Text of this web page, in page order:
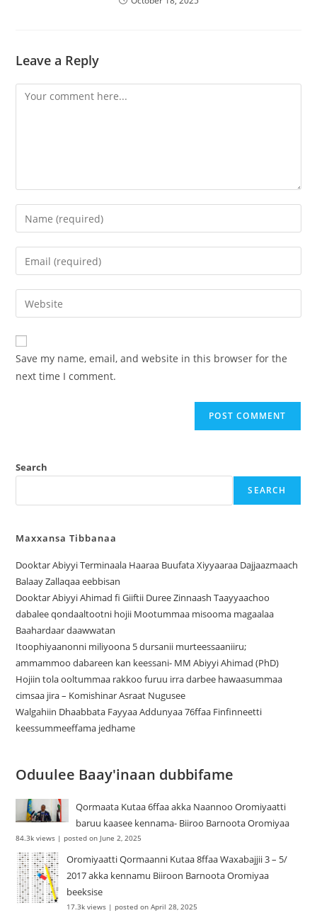
Leave a Reply
Save my name, email, and website in this browser for the
next time I comment.
Search
SEARCH
Maxxansa Tibbanaa
Dooktar Abiyyi Terminaala Haaraa Buufata Xiyyaaraa Dajjaazmaach
Balaay Zallaqaa eebbisan
Dooktar Abiyyi Ahimad fi Giiftii Duree Zinnaash Taayyaachoo
dabalee qondaaltootni hojii Mootummaa misooma magaalaa
Baahardaar daawwatan
Itoophiyaanonni miliyoona 5 dursanii murteessaaniiru;
ammammoo dabareen kan keessani- MM Abiyyi Ahimad (PhD)
Hojiin tola ooltummaa rakkoo furuu irra darbee hawaasummaa
cimsaa jira – Komishinar Asraat Nugusee
Walgahiin Dhaabbata Fayyaa Addunyaa 76ffaa Finfinneetti
keessummeeffama jedhame
Oduulee Baay'inaan dubbifame
Qormaata Kutaa 6ffaa akka Naannoo Oromiyaatti
baruu kaasee kennama- Biiroo Barnoota Oromiyaa
84.3k views |posted on June 2, 2025
Oromiyaatti Qormaanni Kutaa 8ffaa Waxabajjii 3 – 5/
2017 akka kennamu Biiroon Barnoota Oromiyaa
beeksise
17.3k views |posted on April 28, 2025